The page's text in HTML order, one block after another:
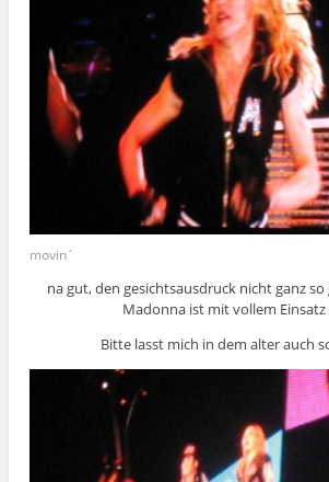
movin´
na gut, den gesichtsausdruck nicht ganz
Madonna ist mit vollem Einsatz
Bitte lasst mich in dem alter auch